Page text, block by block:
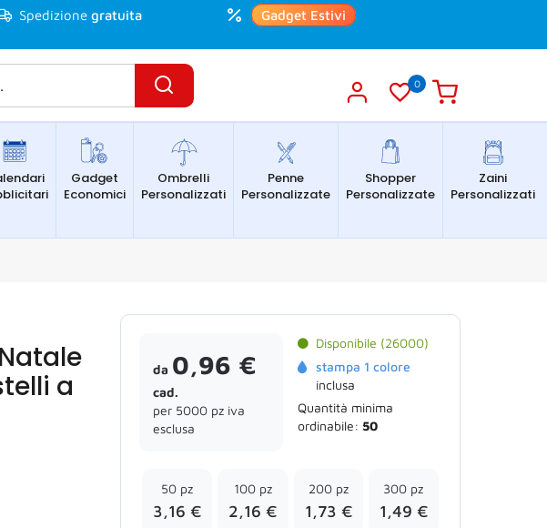
Spedizione gratuita Gadget Estivi
0
Gadget
Economici
Ombrelli
Personalizzati
Penne
Personalizzate
Shopper
Personalizzate
Zaini
Personalizzati
a
da 0,96 €
cad.
per 5000 pz iva
esclusa
Disponibile (26000)
stampa 1 colore
inclusa
Quantità minima
ordinabile: 50
50 pz
3,16 €
100 pz
2,16 €
200 pz
1,73 €
300 pz
1,49 €